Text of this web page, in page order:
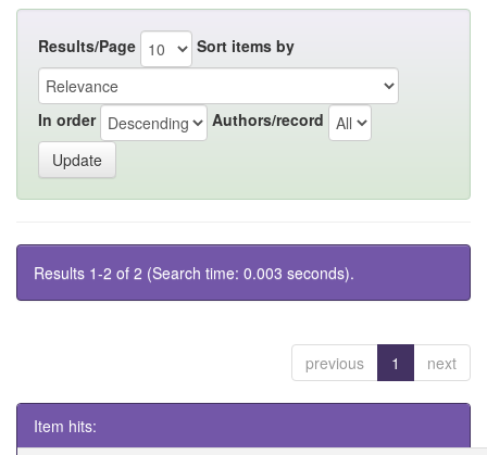
Results/Page Sort items by
In order Authors/record
Results 1-2 of 2 (Search time: 0.003 seconds).
previous 1 next
Item hits: